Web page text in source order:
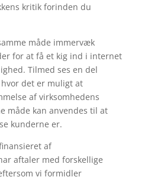
kritik forinden du
måde immervæk
for at få et kig ind i internet
Tilmed ses en del
det er muligt at
af virksomhedens
måde kan anvendes til at
kunderne er.
af
aftaler med forskellige
vi formidler